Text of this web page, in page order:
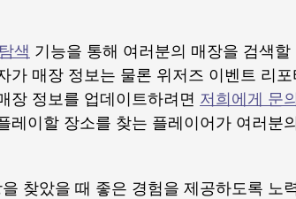
색 기능을 통해 여러분의 매장을 검색할
가 매장 정보는 물론 위저즈 이벤트 리포
장 정보를 업데이트하려면 저희에게 문
레이할 장소를 찾는 플레이어가 여러분
찾았을 때 좋은 경험을 제공하도록 노